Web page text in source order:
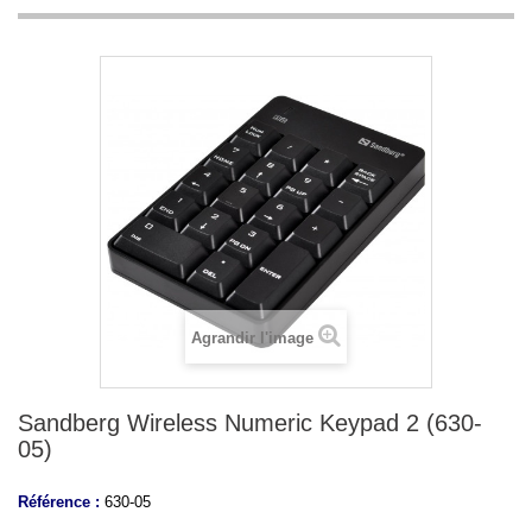
Agrandir l'image
Sandberg Wireless Numeric Keypad 2 (630-
05)
Référence : 630-05